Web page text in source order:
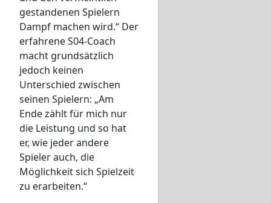
gestandenen Spielern
Dampf machen wird.“ Der
erfahrene S04-Coach
macht grundsätzlich
jedoch keinen
Unterschied zwischen
seinen Spielern: „Am
Ende zählt für mich nur
die Leistung und so hat
er, wie jeder andere
Spieler auch, die
Möglichkeit sich Spielzeit
zu erarbeiten.“